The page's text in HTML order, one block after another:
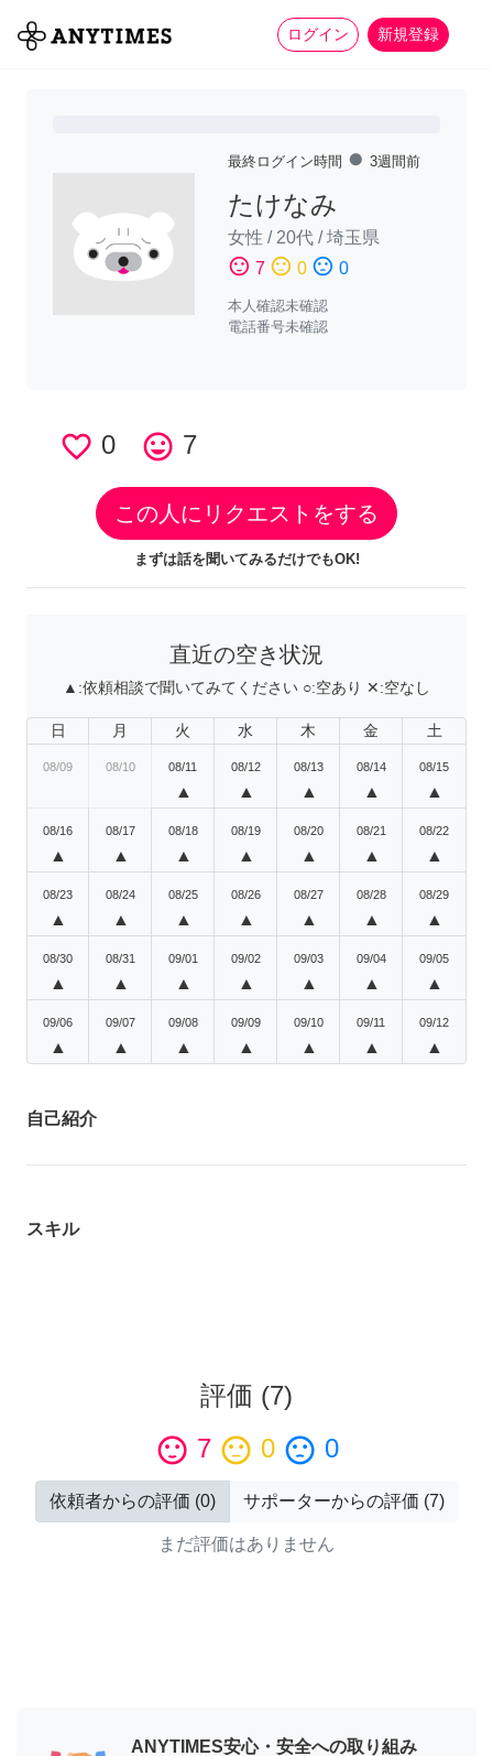
ログイン 新規登録
全て 家事 more_horiz
最終ログイン時間 fiber_manual_record 3週間前
たけなみ
女性 / 20代 /埼玉県
sentiment_satisfied 7 sentiment_neutral 0 sentiment_dissatisfied 0
本人確認未確認
電話番号未確認
favorite_border 0 tag_faces 7
この人にリクエストをする
まずは話を聞いてみるだけでもOK!
直近の空き状況
▲:依頼相談で聞いてみてください ○:空あり ✕:空なし
日 月 火 水 木 金 土
08/09 08/10 08/11
▲
08/12
▲
08/13
▲
08/14
▲
08/15
▲
08/16
▲
08/17
▲
08/18
▲
08/19
▲
08/20
▲
08/21
▲
08/22
▲
08/23
▲
08/24
▲
08/25
▲
08/26
▲
08/27
▲
08/28
▲
08/29
▲
08/30
▲
08/31
▲
09/01
▲
09/02
▲
09/03
▲
09/04
▲
09/05
▲
09/06
▲
09/07
▲
09/08
▲
09/09
▲
09/10
▲
09/11
▲
09/12
▲
自己紹介
スキル
評価 (7)
sentiment_satisfied 7 sentiment_neutral 0 sentiment_dissatisfied 0
依頼者からの評価 (0) サポーターからの評価 (7)
まだ評価はありません
ANYTIMES安心・安全への取り組み